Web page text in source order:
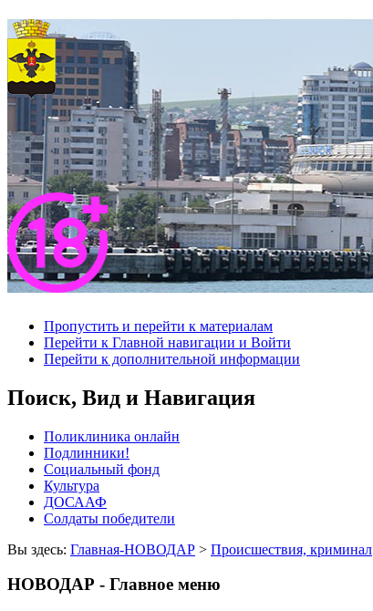
Пропустить и перейти к материалам
Перейти к Главной навигации и Войти
Перейти к дополнительной информации
Поиск, Вид и Навигация
Поликлиника онлайн
Подлинники!
Социальный фонд
Культура
ДОСААФ
Солдаты победители
Вы здесь: Главная-НОВОДАР > Происшествия, криминал
НОВОДАР - Главное меню